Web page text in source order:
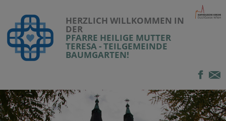
HERZLICH WILLKOMMEN IN
DER
PFARRE HEILIGE MUTTER
TERESA - TEILGEMEINDE
BAUMGARTEN!